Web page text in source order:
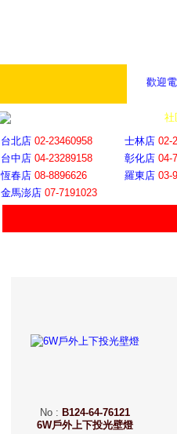
歡迎
社
台北店 02-23460958 士林店 02-
台中店 04-23289158 彰化店 04-
恆春店 08-8896626 羅東店 03-
金馬澎店 07-7191023
No: B124-64-76121
6W戶外上下投光壁燈